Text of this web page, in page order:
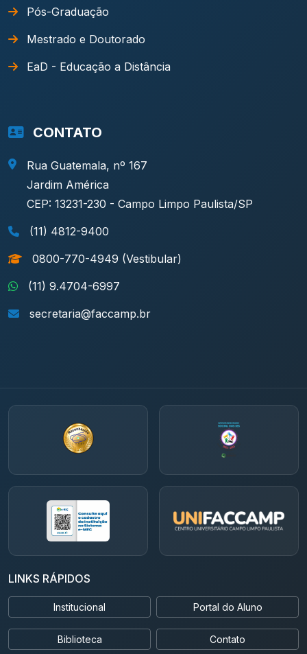
Pós-Graduação
Mestrado e Doutorado
EaD - Educação a Distância
CONTATO
Rua Guatemala, nº 167
Jardim América
CEP: 13231-230 - Campo Limpo Paulista/SP
(11) 4812-9400
0800-770-4949 (Vestibular)
(11) 9.4704-6997
secretaria@faccamp.br
LINKS RÁPIDOS
Institucional Portal do Aluno
Biblioteca Contato